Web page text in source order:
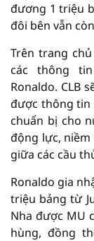
đương 1 triệu
đôi bên vẫn
Trên trang
các thông
Ronaldo. CLB
được thông tin
chuẩn bị cho
động lực,
giữa các cầu
Ronaldo gia
triệu bảng từ
Nha được MU
hùng, đồng